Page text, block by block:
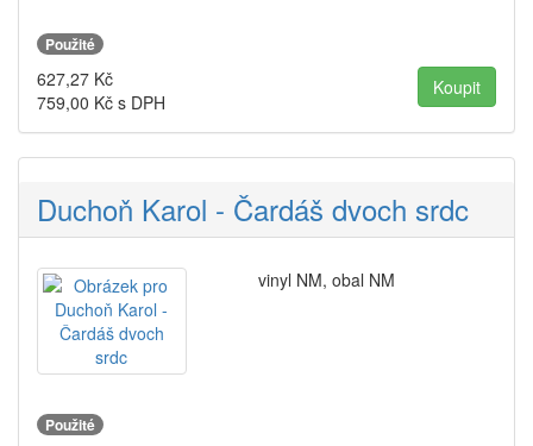
Použité
627,27 Kč
759,00 Kč s DPH
Duchoň Karol - Čardáš dvoch srdc
vinyl NM, obal NM
Použité